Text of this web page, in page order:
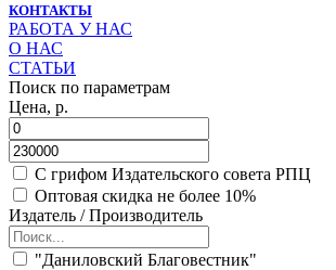
КОНТАКТЫ
РАБОТА У НАС
О НАС
СТАТЬИ
Поиск по параметрам
Цена, р.
С грифом Издательского совета РПЦ
Оптовая скидка не более 10%
Издатель / Производитель
"Даниловский Благовестник"